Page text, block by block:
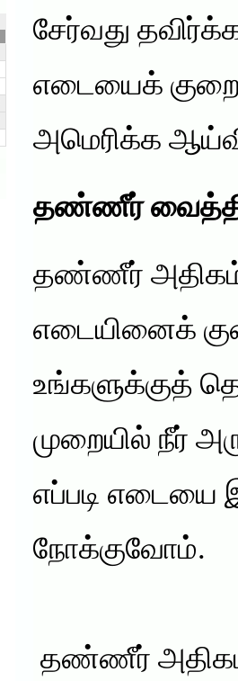
சேர்வது
எடையைக்
அமெரிக்க
தண்ணீர்
தண்ணீர் அதிகம்
எடையினைக்
உங்களுக்குத்
முறையில் நீர்
எப்படி
நோக்குவோம்.
தண்ணீர் அதிகம்